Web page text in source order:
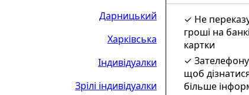
Дарницький
Харківська
Індивідуалки
Зрілі індивідуалки
Не
гроші на
картки
щоб
більше